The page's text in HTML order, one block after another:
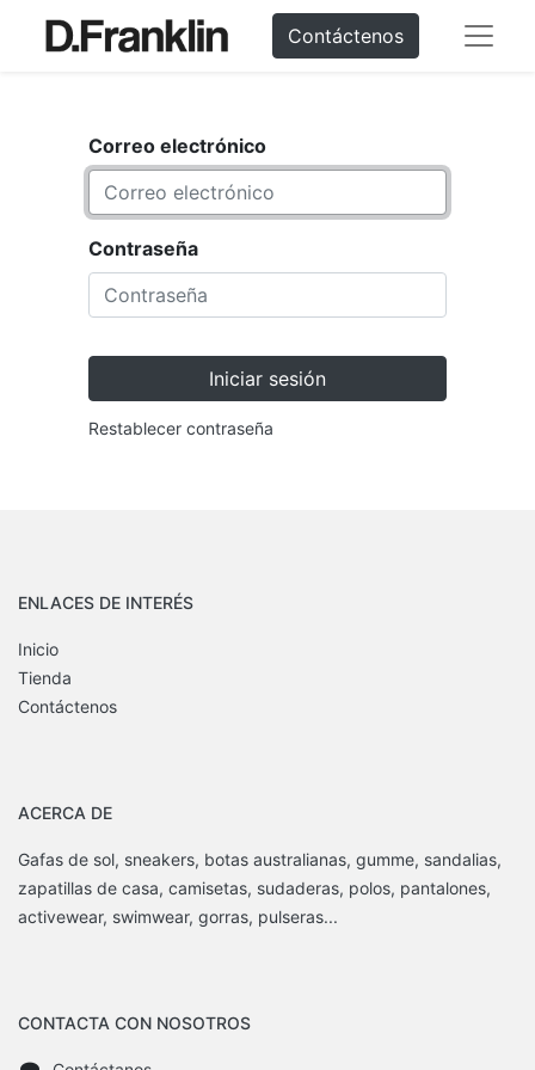
Contáctenos
Correo electrónico
Contraseña
Iniciar sesión
Restablecer contraseña
ENLACES DE INTERÉS
Inicio
Tienda
Contáctenos
ACERCA DE
Gafas de sol, sneakers, botas australianas, gumme, sandalias,
zapatillas de casa, camisetas, sudaderas, polos, pantalones,
activewear, swimwear, gorras, pulseras...
CONTACTA CON NOSOTROS